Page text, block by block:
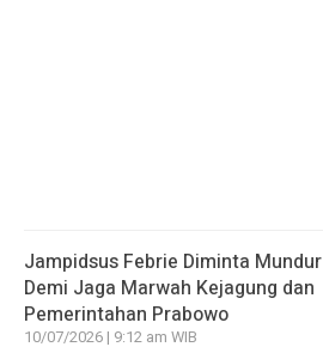
Jampidsus Febrie Diminta Mundur
Demi Jaga Marwah Kejagung dan
Pemerintahan Prabowo
10/07/2026 | 9:12 am WIB